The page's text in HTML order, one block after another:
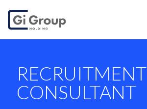
RECRUITMENT
CONSULTANT